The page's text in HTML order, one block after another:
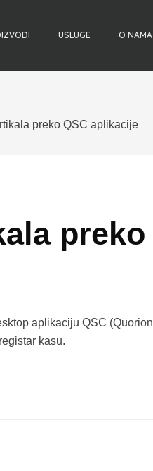
USLUGE O NAMA
preko QSC aplikacije
preko
aplikaciju QSC (Quorion
kasu.